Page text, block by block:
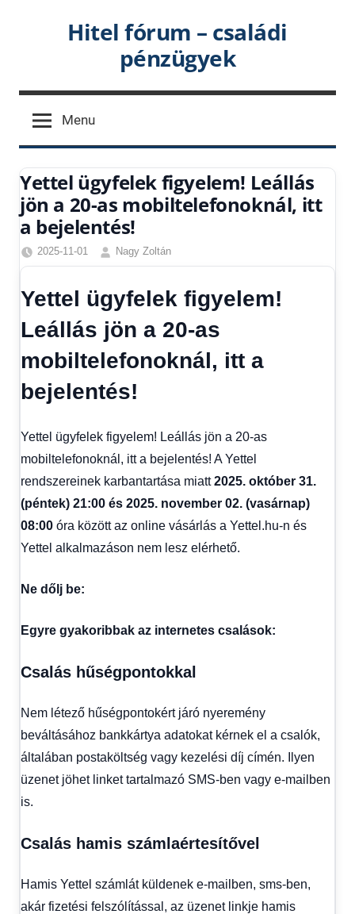
Hitel fórum – családi
pénzügyek
Menu
Yettel ügyfelek figyelem! Leállás
jön a 20-as mobiltelefonoknál, itt
a bejelentés!
2025-11-01
Nagy Zoltán
Friss
Hírek,
Hírek
1
kézből
Yettel ügyfelek figyelem!
Leállás jön a 20-as
mobiltelefonoknál, itt a
bejelentés!
Yettel ügyfelek figyelem! Leállás jön a 20-as
mobiltelefonoknál, itt a bejelentés! A Yettel
rendszereinek karbantartása miatt2025. október 31.
(péntek) 21:00 és 2025. november 02. (vasárnap)
08:00 óra között az online vásárlás a Yettel.hu-n és
Yettel alkalmazáson nem lesz elérhető.
Ne dőlj be:
Egyre gyakoribbak az internetes csalások:
Csalás hűségpontokkal
Nem létező hűségpontokért járó nyeremény
beváltásához bankkártya adatokat kérnek el a csalók,
általában postaköltség vagy kezelési díj címén. Ilyen
üzenet jöhet linket tartalmazó SMS-ben vagy e-mailben
is.
Csalás hamis számlaértesítővel
Hamis Yettel számlát küldenek e-mailben, sms-ben,
akár fizetési felszólítással, az üzenet linkje hamis